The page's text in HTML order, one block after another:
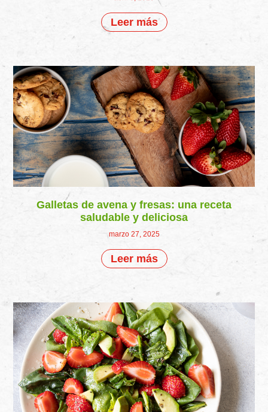
Leer más
Galletas de avena y fresas: una receta
saludable y deliciosa
marzo 27, 2025
Leer más